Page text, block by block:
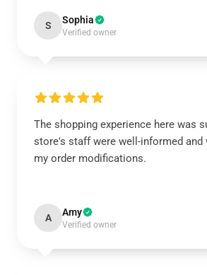
S Sophia
Verified owner
The shopping experience here was
store's staff were well-informed and
my order modifications.
A Amy
Verified owner